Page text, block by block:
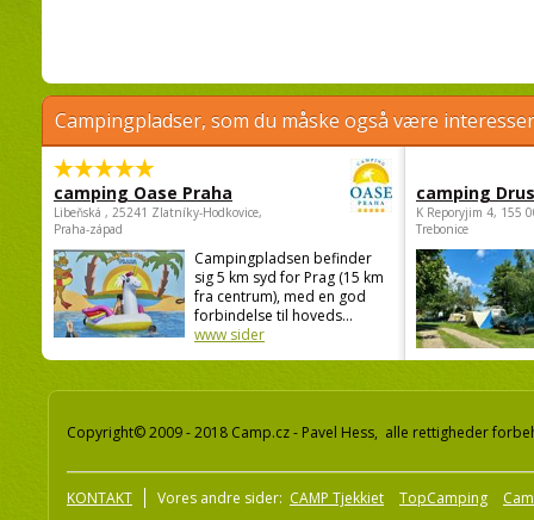
Campingpladser, som du måske også være
camping Oase Praha
Libeňská , 25241 Zlatníky-Hodkovice,
Praha-západ
Campingpladsen befinder
sig 5 km syd for Prag (15 km
fra centrum), med en god
forbindelse til hoveds...
www sider
camping
K Reporyjim 4, 155
Trebonice
Copyright© 2009 - 2018 Camp.cz - Pavel Hess, alle rettigheder
KONTAKT Vores andre sider: CAMP Tjekkiet TopCamping